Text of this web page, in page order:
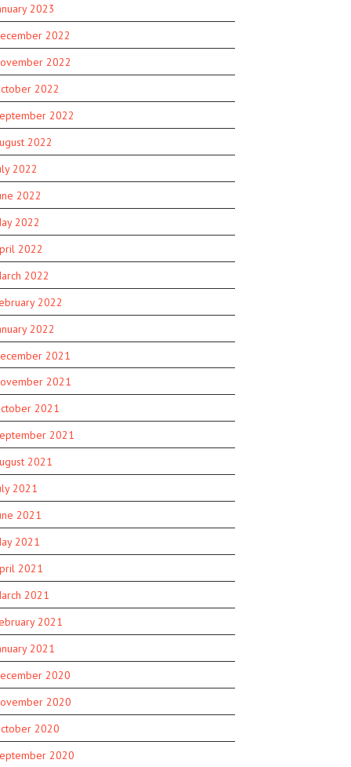
2023
2022
2022
2022
2022
2022
2022
2022
2022
2022
2022
2022
2022
2021
2021
2021
2021
2021
2021
2021
2021
2021
2021
2021
2021
2020
2020
2020
2020